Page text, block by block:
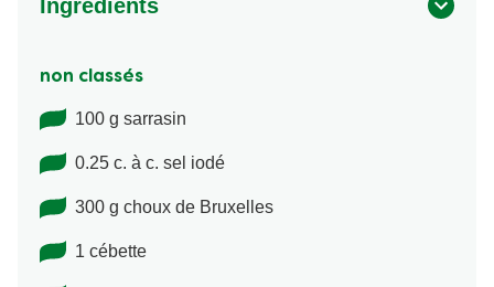
Ingrédients
non classés
100 g sarrasin
0.25 c. à c. sel iodé
300 g choux de Bruxelles
1 cébette